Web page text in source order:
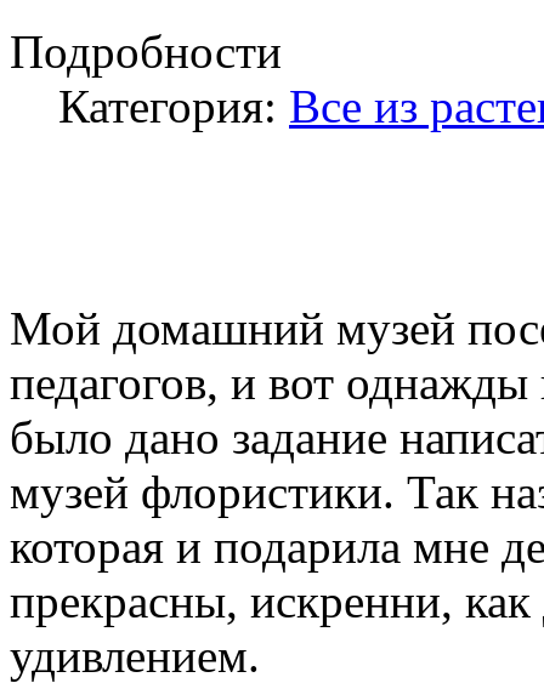
Подробности
Категория: Все из
Мой домашний музей
педагогов, и вот
было дано задание
музей флористики. Так
которая и подарила мне
прекрасны, искренни,
удивлением.